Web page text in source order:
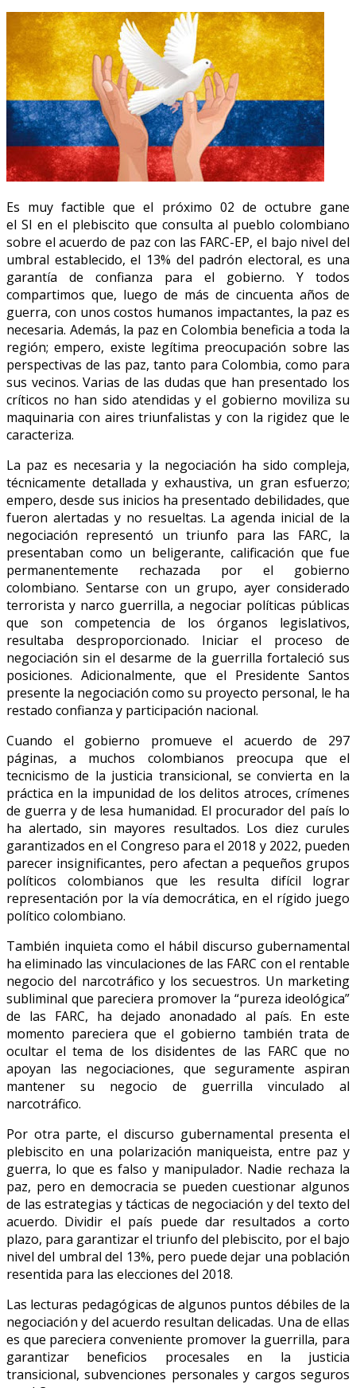
Es muy factible que el próximo 02 de octubre gane
el SI en el plebiscito que consulta al pueblo colombiano
sobre el acuerdo de paz con las FARC-EP, el bajo nivel del
umbral establecido, el 13% del padrón electoral, es una
garantía de confianza para el gobierno. Y todos
compartimos que, luego de más de cincuenta años de
guerra, con unos costos humanos impactantes, la paz es
necesaria. Además, la paz en Colombia beneficia a toda la
región; empero, existe legítima preocupación sobre las
perspectivas de las paz, tanto para Colombia, como para
sus vecinos. Varias de las dudas que han presentado los
críticos no han sido atendidas y el gobierno moviliza su
maquinaria con aires triunfalistas y con la rigidez que le
caracteriza.
La paz es necesaria y la negociación ha sido compleja,
técnicamente detallada y exhaustiva, un gran esfuerzo;
empero, desde sus inicios ha presentado debilidades, que
fueron alertadas y no resueltas. La agenda inicial de la
negociación representó un triunfo para las FARC, la
presentaban como un beligerante, calificación que fue
permanentemente rechazada por el gobierno
colombiano. Sentarse con un grupo, ayer considerado
terrorista y narco guerrilla, a negociar políticas públicas
que son competencia de los órganos legislativos,
resultaba desproporcionado. Iniciar el proceso de
negociación sin el desarme de la guerrilla fortaleció sus
posiciones. Adicionalmente, que el Presidente Santos
presente la negociación como su proyecto personal, le ha
restado confianza y participación nacional.
Cuando el gobierno promueve el acuerdo de 297
páginas, a muchos colombianos preocupa que el
tecnicismo de la justicia transicional, se convierta en la
práctica en la impunidad de los delitos atroces, crímenes
de guerra y de lesa humanidad. El procurador del país lo
ha alertado, sin mayores resultados. Los diez curules
garantizados en el Congreso para el 2018 y 2022, pueden
parecer insignificantes, pero afectan a pequeños grupos
políticos colombianos que les resulta difícil lograr
representación por la vía democrática, en el rígido juego
político colombiano.
También inquieta como el hábil discurso gubernamental
ha eliminado las vinculaciones de las FARC con el rentable
negocio del narcotráfico y los secuestros. Un marketing
subliminal que pareciera promover la “pureza ideológica”
de las FARC, ha dejado anonadado al país. En este
momento pareciera que el gobierno también trata de
ocultar el tema de los disidentes de las FARC que no
apoyan las negociaciones, que seguramente aspiran
mantener su negocio de guerrilla vinculado al
narcotráfico.
Por otra parte, el discurso gubernamental presenta el
plebiscito en una polarización maniqueista, entre paz y
guerra, lo que es falso y manipulador. Nadie rechaza la
paz, pero en democracia se pueden cuestionar algunos
de las estrategias y tácticas de negociación y del texto del
acuerdo. Dividir el país puede dar resultados a corto
plazo, para garantizar el triunfo del plebiscito, por el bajo
nivel del umbral del 13%, pero puede dejar una población
resentida para las elecciones del 2018.
Las lecturas pedagógicas de algunos puntos débiles de la
negociación y del acuerdo resultan delicadas. Una de ellas
es que pareciera conveniente promover la guerrilla, para
garantizar beneficios procesales en la justicia
transicional, subvenciones personales y cargos seguros